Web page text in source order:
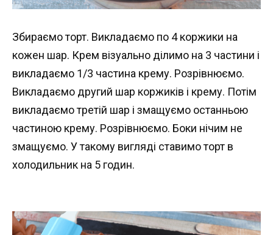
Збираємо торт. Викладаємо по 4 коржики на
кожен шар. Крем візуально ділимо на 3 частини і
викладаємо 1/3 частина крему. Розрівнюємо.
Викладаємо другий шар коржиків і крему. Потім
викладаємо третій шар і змащуємо останньою
частиною крему. Розрівнюємо. Боки нічим не
змащуємо. У такому вигляді ставимо торт в
холодильник на 5 годин.